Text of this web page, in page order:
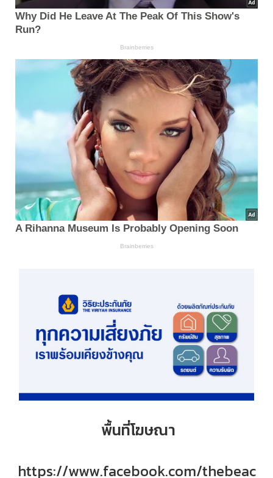
พื้นที่โฆษณา
https://www.facebook.com/thebeac